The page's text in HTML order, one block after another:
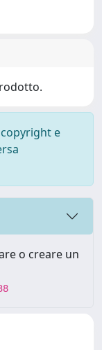
e
o creare un